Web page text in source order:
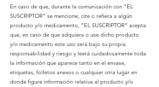
En caso de que, durante la comunicación con ”EL
SUSCRIPTOR” se mencione, cite o refiera a algún
producto y/o medicamento, ”EL SUSCRIPTOR” acepta
que, en caso de que adquiera o use dicho producto
y/o medicamento este uso será bajo su propia
responsabilidad y riesgo y leerá cuidadosamente toda
la información que aparece tanto en el envase,
etiquetas, folletos anexos o cualquier otra lugar en
donde figure información relativa al producto y/o